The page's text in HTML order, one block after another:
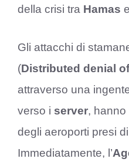
della crisi tra Hamas
Gli attacchi di
(Distributed denial
attraverso una
verso i server, hanno
degli aeroporti presi
Immediatamente, l’